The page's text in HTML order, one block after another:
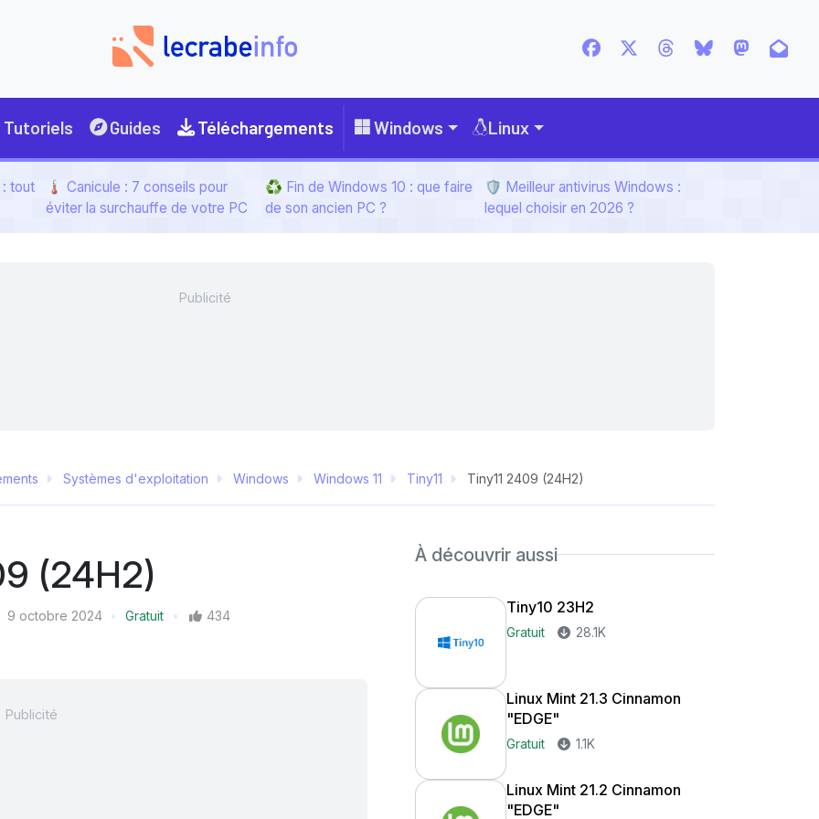
Tutoriels Guides Téléchargements Windows Linux
tout
🌡️ Canicule : 7 conseils pour
éviter la surchauffe de votre PC
♻️ Fin de Windows 10 : que faire
de son ancien PC ?
🛡️ Meilleur antivirus Windows :
lequel choisir en 2026 ?
Systèmes d'exploitation Windows Windows 11 Tiny11 Tiny11 2409 (24H2)
(24H2)
9 octobre 2024
Gratuit
434
À découvrir aussi
Tiny10 23H2
Gratuit 28.1K
Linux Mint 21.3 Cinnamon
"EDGE"
Gratuit 1.1K
Linux Mint 21.2 Cinnamon
"EDGE"